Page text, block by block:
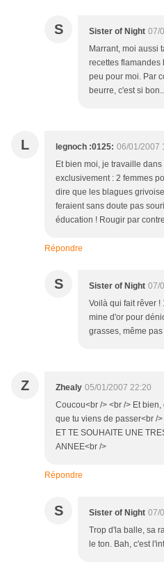
S Sister of Night 07/
Marrant, moi aussi
recettes flamandes
peu pour moi. Par
beurre, c'est si
L legnoch :0125: 06/01/2007
Et bien moi, je travaille
exclusivement : 2 femmes
dire que les blagues
feraient sans doute pas
éducation ! Rougir par
Répondre
S Sister of Night 07/
Voilà qui fait rêver !
mine d'or pour
grasses, même
Z Zhealy 05/01/2007 22:20
Coucou<br /> <br /> Et
que tu viens de passer<br /
ET TE SOUHAITE UNE
ANNEE<br />
Répondre
S Sister of Night 07/
Trop d'la balle, sa
le ton. Bah, c'est